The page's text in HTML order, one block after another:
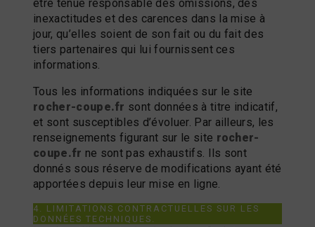
être tenue responsable des omissions, des
inexactitudes et des carences dans la mise à
jour, qu’elles soient de son fait ou du fait des
tiers partenaires qui lui fournissent ces
informations.
Tous les informations indiquées sur le site
rocher-coupe.fr sont données à titre indicatif,
et sont susceptibles d’évoluer. Par ailleurs, les
renseignements figurant sur le site rocher-
coupe.fr ne sont pas exhaustifs. Ils sont
donnés sous réserve de modifications ayant été
apportées depuis leur mise en ligne.
4. LIMITATIONS CONTRACTUELLES SUR LES
DONNÉES TECHNIQUES.